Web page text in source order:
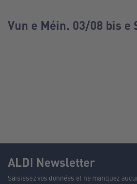
Vun e Méin. 03/08 bis e
ALDI Newsletter
Saisissez vos données et ne manquez